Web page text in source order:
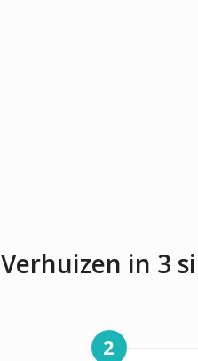
Verhuizen in 3
2